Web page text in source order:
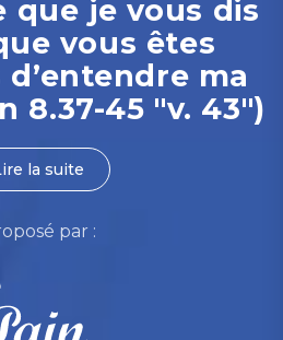
que je vous dis
vous êtes
ma
8.37-45 "v. 43")
la suite
par :